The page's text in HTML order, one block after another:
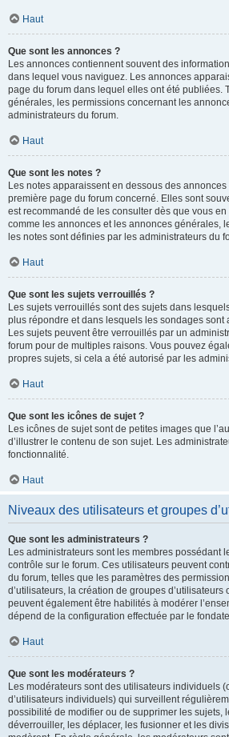
Haut
Que sont les annonces ?
Les annonces contiennent souvent des
dans lequel vous naviguez. Les annonces
page du forum dans lequel elles ont été publiées.
générales, les permissions concernant les
administrateurs du forum.
Haut
Que sont les notes ?
Les notes apparaissent en dessous des
première page du forum concerné. Elles sont
est recommandé de les consulter dès que vous
comme les annonces et les annonces générales,
les notes sont définies par les administrateurs du
Haut
Que sont les sujets verrouillés ?
Les sujets verrouillés sont des sujets dans
plus répondre et dans lesquels les sondages sont
Les sujets peuvent être verrouillés par un
forum pour de multiples raisons. Vous pouvez
propres sujets, si cela a été autorisé par les
Haut
Que sont les icônes de sujet ?
Les icônes de sujet sont de petites images que
d’illustrer le contenu de son sujet. Les
fonctionnalité.
Haut
Niveaux des utilisateurs et groupes
Que sont les administrateurs ?
Les administrateurs sont les membres possédant
contrôle sur le forum. Ces utilisateurs peuvent
du forum, telles que les paramètres des
d’utilisateurs, la création de groupes d’utilisateurs
peuvent également être habilités à modérer
dépend de la configuration effectuée par le
Haut
Que sont les modérateurs ?
Les modérateurs sont des utilisateurs individuels
d’utilisateurs individuels) qui surveillent
possibilité de modifier ou de supprimer les sujets,
déverrouiller, les déplacer, les fusionner et les